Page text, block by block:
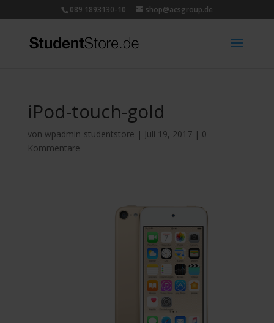
089 1893130-10 shop@acsgroup.de
iPod-touch-gold
von wpadmin-studentstore | Juli 19, 2017| 0
Kommentare